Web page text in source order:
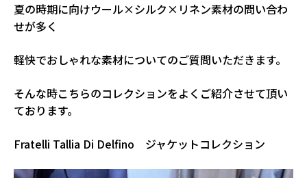
夏の時期に向けウール×シルク×リネン素材の問い合わ
せが多く
軽快でおしゃれな素材についてのご質問いただきます。
そんな時こちらのコレクションをよくご紹介させて頂い
ております。
Fratelli Tallia Di Delfino ジャケットコレクション